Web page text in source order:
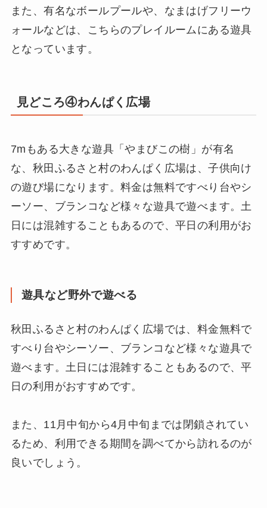
また、有名なボールプールや、なまはげフリーウ
ォールなどは、こちらのプレイルームにある遊具
となっています。
見どころ④わんぱく広場
7mもある大きな遊具「やまびこの樹」が有名
な、秋田ふるさと村のわんぱく広場は、子供向け
の遊び場になります。料金は無料ですべり台やシ
ーソー、ブランコなど様々な遊具で遊べます。土
日には混雑することもあるので、平日の利用がお
すすめです。
遊具など野外で遊べる
秋田ふるさと村のわんぱく広場では、料金無料で
すべり台やシーソー、ブランコなど様々な遊具で
遊べます。土日には混雑することもあるので、平
日の利用がおすすめです。
また、11月中旬から4月中旬までは閉鎖されてい
るため、利用できる期間を調べてから訪れるのが
良いでしょう。